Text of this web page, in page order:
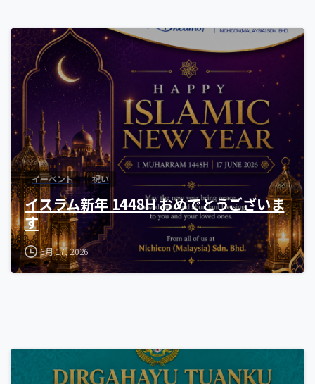
イーベント 祝い
イスラム新年 1448H おめでとうございま
す
6月 17, 2026